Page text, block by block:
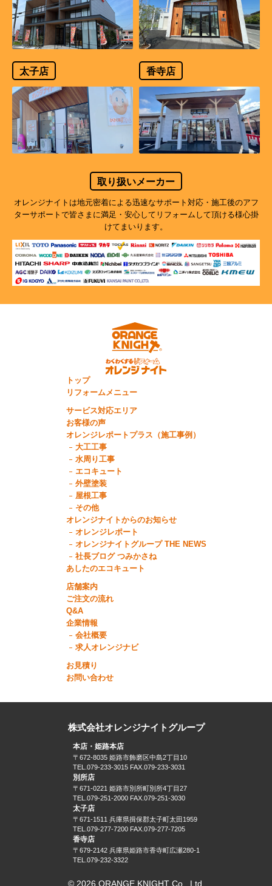
太子店 香寺店
取り扱いメーカー
オレンジナイトは地元密着による迅速なサポート対応・施工後のアフ
ターサポートで皆さまに満足・安心してリフォームして頂ける様心掛
けてまいります。
トップ
リフォームメニュー
サービス対応エリア
お客様の声
オレンジレポートプラス（施工事例）
大工工事
水周り工事
エコキュート
外壁塗装
屋根工事
その他
オレンジナイトからのお知らせ
オレンジレポート
オレンジナイトグループ THE NEWS
社長ブログ つみかさね
あしたのエコキュート
店舗案内
ご注文の流れ
Q&A
企業情報
会社概要
求人オレンジナビ
お見積り
お問い合わせ
株式会社オレンジナイトグループ
本店・姫路本店
〒672-8035 姫路市飾磨区中島2丁目10
TEL.079-233-3015 FAX.079-233-3031
別所店
〒671-0221 姫路市別所町別所4丁目27
TEL.079-251-2000 FAX.079-251-3030
太子店
〒671-1511 兵庫県揖保郡太子町太田1959
TEL.079-277-7200 FAX.079-277-7205
香寺店
〒679-2142 兵庫県姫路市香寺町広瀬280-1
TEL.079-232-3322
© 2026 ORANGE KNIGHT Co., Ltd.